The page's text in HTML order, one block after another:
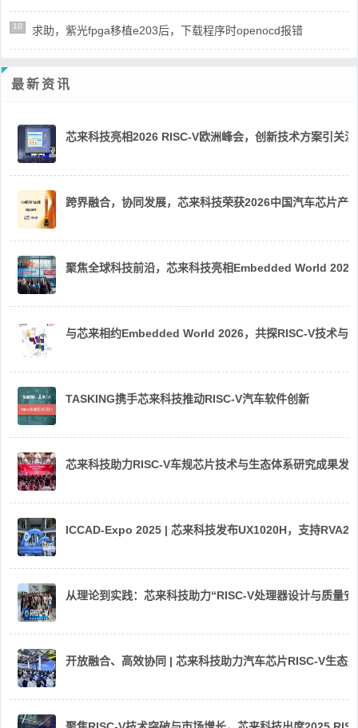
10 求助，紫光fpga移植e203后，下载程序时openocd报错
最新资讯
芯来科技亮相2026 RISC-V欧洲峰会，创新技术方案引关注
跨界融合，协同发展，芯来科技荣获2026中国汽车芯片产
聚焦全球科技前沿，芯来科技亮相Embedded World 2026
与芯来相约Embedded World 2026，共探RISC-V技术与
TASKING携手芯来科技推动RISC-V汽车软件创新
芯来科技助力RISC-V车规芯片技术与生态体系研究成果发
ICCAD-Expo 2025 | 芯来科技发布UX1020H，支持
从理论到实践：芯来科技助力“RISC-V处理器设计与质量
开放融合、高效协同 | 芯来科技助力汽车芯片RISC-V生态